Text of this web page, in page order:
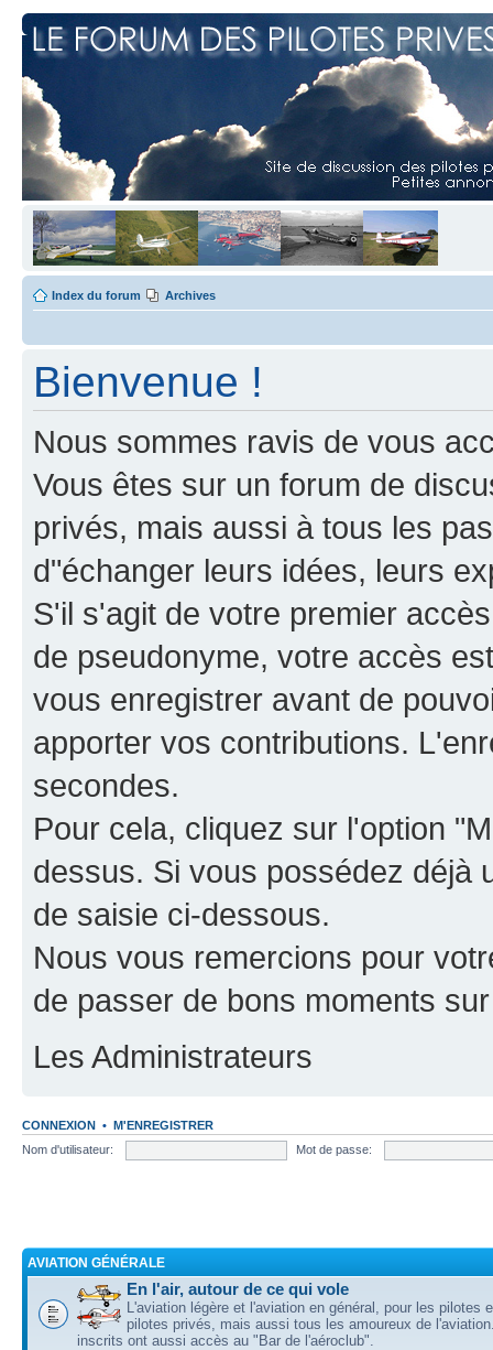
Index du forum Archives
Bienvenue !
Nous sommes ravis de vous
Vous êtes sur un forum de
privés, mais aussi à tous les
d"échanger leurs idées, leurs
S'il s'agit de votre premier
de pseudonyme, votre accès
vous enregistrer avant de
apporter vos contributions.
secondes.
Pour cela, cliquez sur l'option
dessus. Si vous possédez déjà
de saisie ci-dessous.
Nous vous remercions pour
de passer de bons moments
Les Administrateurs
CONNEXION • M'ENREGISTRER
Nom d'utilisateur:
Mot de passe:
AVIATION GÉNÉRALE
En l'air, autour de ce qui vole
L'aviation légère et l'aviation en général, pour les pilotes
pilotes privés, mais aussi tous les amoureux de
inscrits ont aussi accès au "Bar de l'aéroclub".